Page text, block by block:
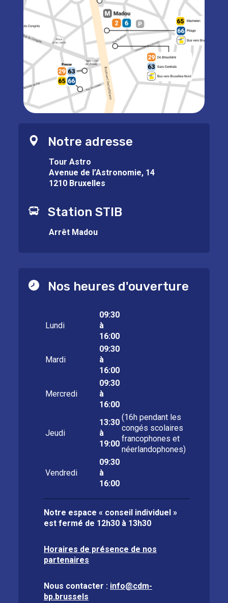
Notre adresse
Tour Astro
Avenue de l’Astronomie, 14
1210 Bruxelles
Station STIB
Arrêt Madou
Nos heures d'ouverture
Lundi
09:30
à
16:00
Mardi
09:30
à
16:00
Mercredi
09:30
à
16:00
Jeudi
13:30
à
19:00
(16h pendant les
congés scolaires
francophones et
néerlandophones)
Vendredi
09:30
à
16:00
Notre espace « conseil individuel »
est fermé de 12h30 à 13h30
Horaires de présence de nos
partenaires
Nous contacter : info@cdm-
bp.brussels